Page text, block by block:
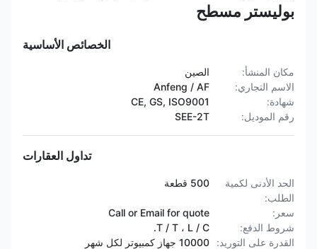
بوليستر مسطح
الخصائص الأساسية
مكان المنشأ:
الصين
الاسم التجاري:
Anfeng / AF
شهادة:
CE, GS, ISO9001
رقم الموديل:
SEE-2T
تداول العقارات
الحد الأدنى لكمية
الطلب:
500 قطعة
Call or Email for quote
شروط الدفع:
T / T ، L / C.
القدرة على التوريد:
10000 جهاز كمبيوتر لكل شهر